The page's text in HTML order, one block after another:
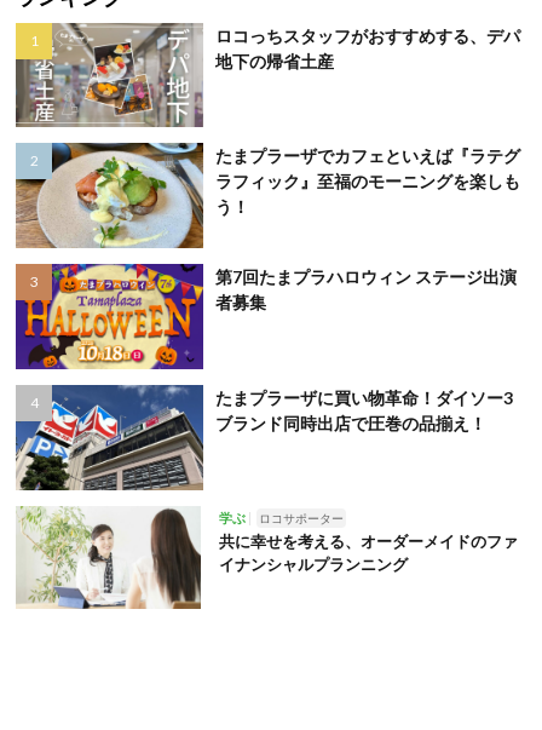
ロコっちスタッフがおすすめする、デパ
地下の帰省土産
たまプラーザでカフェといえば『ラテグ
ラフィック』至福のモーニングを楽しも
う！
第7回たまプラハロウィン ステージ出演
者募集
たまプラーザに買い物革命！ダイソー3
ブランド同時出店で圧巻の品揃え！
学ぶ ロコサポーター
共に幸せを考える、オーダーメイドのファ
イナンシャルプランニング